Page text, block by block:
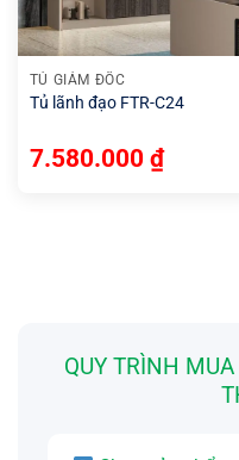
TỦ GIÁM ĐỐC
Tủ lãnh đạo FTR-C24
7.580.000 ₫
QUY TRÌNH